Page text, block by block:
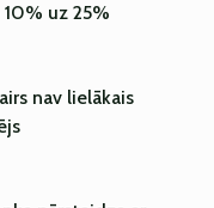
uz 25%
nav lielākais